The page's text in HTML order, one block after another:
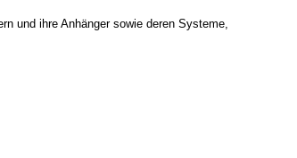
und ihre Anhänger sowie deren Systeme,